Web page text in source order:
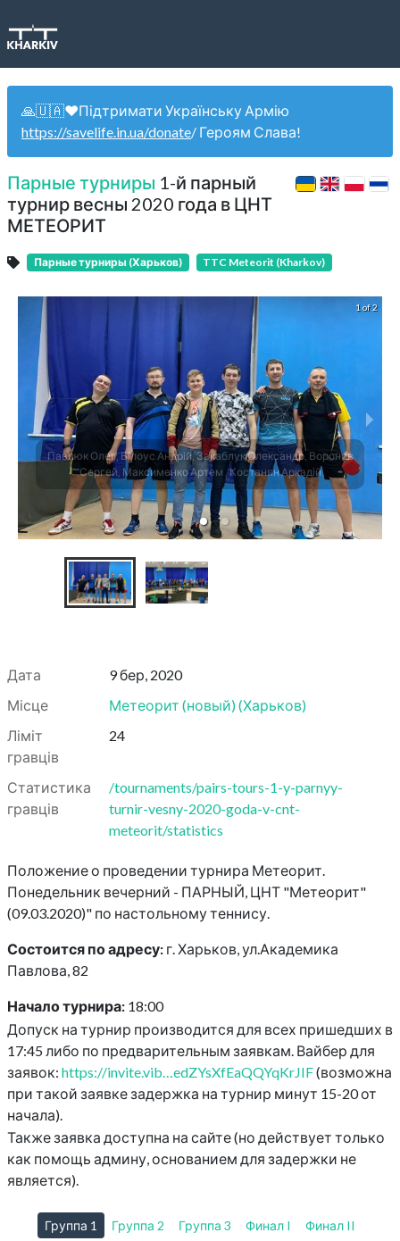
🙏🇺🇦❤️Підтримати Українську Армію
https://savelife.in.ua/donate/ Героям Слава!
Парные турниры 1-й парный
турнир весны 2020 года в ЦНТ
МЕТЕОРИТ
Парные турниры (Харьков) TTC Meteorit (Kharkov)
Павлюк Олег, Білоус Андрій, Закаблук Олександр, Воронов
Сергей, Максименко Артем , Костанян Аркадій
1 of 2
Дата
9 бер, 2020
Місце
Метеорит (новый)(Харьков)
Ліміт
гравців
24
Статистика
гравців
/tournaments/pairs-tours-1-y-parnyy-
turnir-vesny-2020-goda-v-cnt-
meteorit/statistics
Положение о проведении турнира Метеорит.
Понедельник вечерний - ПАРНЫЙ, ЦНТ "Метеорит"
(09.03.2020)" по настольному теннису.
Состоится по адресу: г. Харьков, ул.Академика
Павлова, 82
Начало турнира: 18:00
Допуск на турнир производится для всех пришедших в
17:45 либо по предварительным заявкам. Вайбер для
заявок: https://invite.vib…edZYsXfEaQQYqKrJIF(возможна
при такой заявке задержка на турнир минут 15-20 от
начала).
Также заявка доступна на сайте (но действует только
как помощь админу, основанием для задержки не
является).
Группа 1 Группа 2 Группа 3 Финал I Финал II